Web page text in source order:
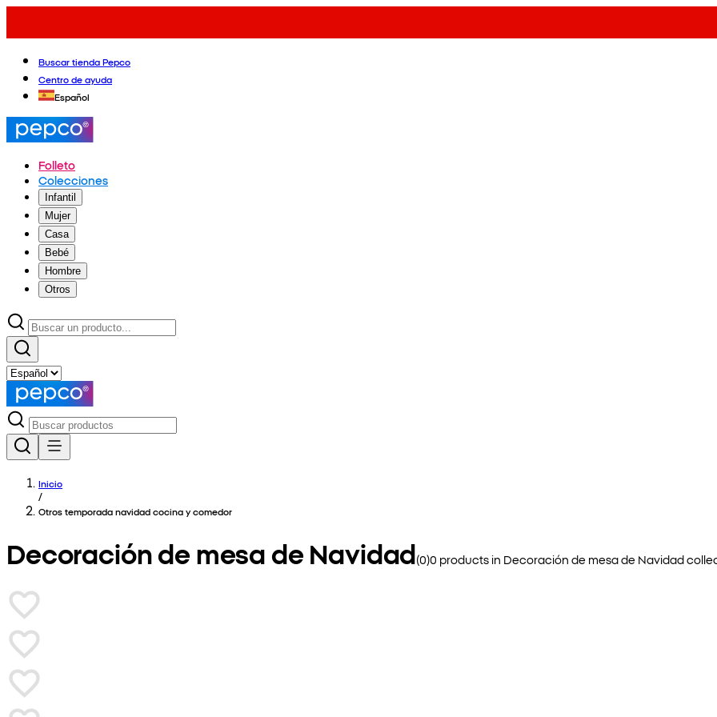
Buscar tienda Pepco
Centro de ayuda
Español
Folleto
Colecciones
Infantil
Mujer
Casa
Bebé
Hombre
Otros
Inicio
/
Otros temporada navidad cocina y comedor
Decoración de mesa de Navidad(0)0 products in Decoración de mesa de Navidad